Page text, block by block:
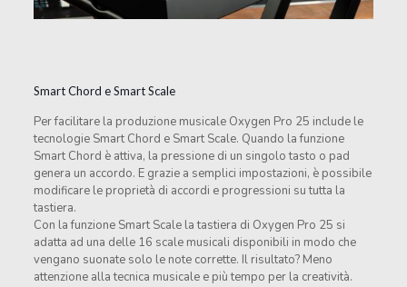
Smart Chord e Smart Scale
Per facilitare la produzione musicale Oxygen Pro 25 include le
tecnologie Smart Chord e Smart Scale. Quando la funzione
Smart Chord è attiva, la pressione di un singolo tasto o pad
genera un accordo. E grazie a semplici impostazioni, è possibile
modificare le proprietà di accordi e progressioni su tutta la
tastiera.
Con la funzione Smart Scale la tastiera di Oxygen Pro 25 si
adatta ad una delle 16 scale musicali disponibili in modo che
vengano suonate solo le note corrette. Il risultato? Meno
attenzione alla tecnica musicale e più tempo per la creatività.